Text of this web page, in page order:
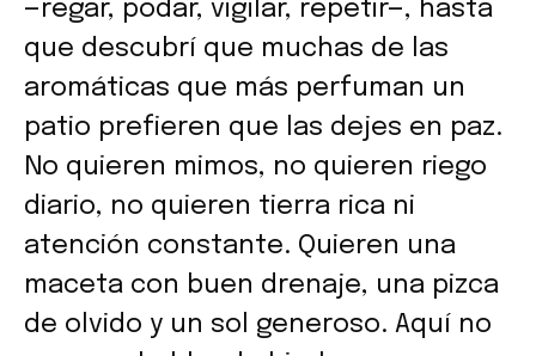
—regar, podar, vigilar, repetir—, hasta
que descubrí que muchas de las
aromáticas que más perfuman un
patio prefieren que las dejes en paz.
No quieren mimos, no quieren riego
diario, no quieren tierra rica ni
atención constante. Quieren una
maceta con buen drenaje, una pizca
de olvido y un sol generoso. Aquí no